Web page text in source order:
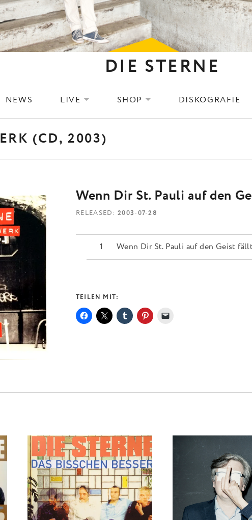
DIE STERNE
NEWS LIVE EXPAND SUBMENU
SHOP EXPAND SUBMENU
DISKOGRAFIE
(CD, 2003)
Wenn Dir St. Pauli auf den
RELEASED 2003-07-28
Wenn Dir St. Pauli auf den Geist fällt
TEILEN MIT: